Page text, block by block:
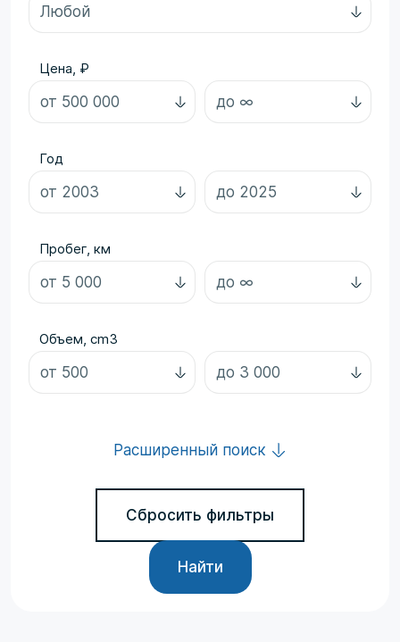
Цена, ₽
Год
Пробег, км
Объем, cm3
Расширенный поиск
Сбросить фильтры
Найти